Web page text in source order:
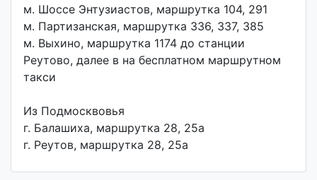
м. Шоссе Энтузиастов, маршрутка 104, 291
м. Партизанская, маршрутка 336, 337, 385
м. Выхино, маршрутка 1174 до станции
Реутово, далее в на бесплатном маршрутном
такси
Из Подмосквовья
г. Балашиха, маршрутка 28, 25а
г. Реутов, маршрутка 28, 25а